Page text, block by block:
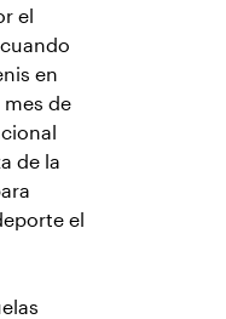
el
en
mes de
de la
el